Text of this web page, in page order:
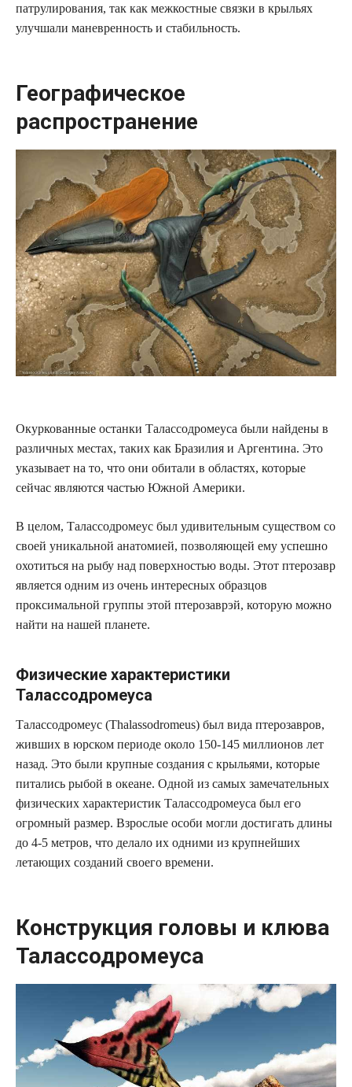
патрулирования, так как межкостные связки в крыльях
улучшали маневренность и стабильность.
Географическое
распространение
Окуркованные останки Талассодромеуса были найдены в
различных местах, таких как Бразилия и Аргентина. Это
указывает на то, что они обитали в областях, которые
сейчас являются частью Южной Америки.
В целом, Талассодромеус был удивительным существом со
своей уникальной анатомией, позволяющей ему успешно
охотиться на рыбу над поверхностью воды. Этот птерозавр
является одним из очень интересных образцов
проксимальной группы этой птерозаврэй, которую можно
найти на нашей планете.
Физические характеристики
Талассодромеуса
Талассодромеус (Thalassodromeus) был вида птерозавров,
живших в юрском периоде около 150-145 миллионов лет
назад. Это были крупные создания с крыльями, которые
питались рыбой в океане. Одной из самых замечательных
физических характеристик Талассодромеуса был его
огромный размер. Взрослые особи могли достигать длины
до 4-5 метров, что делало их одними из крупнейших
летающих созданий своего времени.
Конструкция головы и клюва
Талассодромеуса